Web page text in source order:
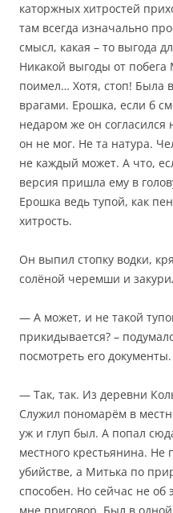
каторжных хитростей
там всегда изначально
смысл, какая – то выгода
Никакой выгоды от
поимел… Хотя, стоп! Была
врагами. Ерошка, если б
недаром же он
он не мог. Не та натура.
не каждый может. А что,
версия пришла ему в
Ерошка ведь тупой, как
хитрость.
Он выпил стопку водки,
солёной черемши и
— А может, и не такой
прикидывается? –
посмотреть его документы.
— Так, так. Из деревни
Служил пономарём в
уж и глуп был. А попал
местного крестьянина. Не
убийстве, а Митька по
способен. Но сейчас не об